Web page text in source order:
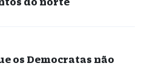
os Democratas não